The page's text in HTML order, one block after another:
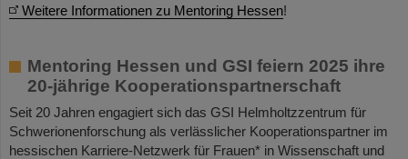
Weitere Informationen zu Mentoring Hessen!
Mentoring Hessen und GSI feiern 2025 ihre
20-jährige Kooperationspartnerschaft
Seit 20 Jahren engagiert sich das GSI Helmholtzzentrum für
Schwerionenforschung als verlässlicher Kooperationspartner im
hessischen Karriere-Netzwerk für Frauen* in Wissenschaft und